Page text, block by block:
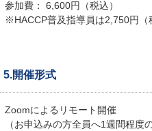
参加費： 6,600円（税込）
※HACCP普及指導員は2,750円（
5.開催形式
Zoomによるリモート開催
（お申込みの方全員へ1週間程度